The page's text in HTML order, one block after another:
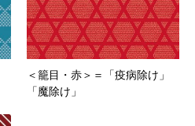
＜籠目・赤＞＝「疫病除け」
「魔除け」